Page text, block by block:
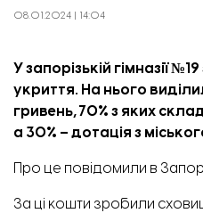
Про нас
08.01.2024 | 14:04
У запорізькій гімназії
укриття. На нього
гривень, 70% з яких
а 30% – дотація з
Про це повідомили в
За ці кошти зробили